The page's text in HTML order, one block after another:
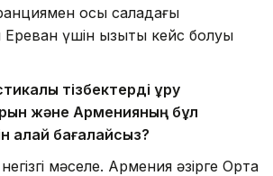
осы саладағы
үшін қызықты кейс болуы
тізбектерді құру
және Арменияның бұл
қалай бағалайсыз?
мәселе. Армения әзірге Орта